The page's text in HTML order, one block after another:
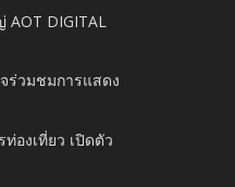
AOT DIGITAL
ร่วมชมการแสดง
องเที่ยว เปิดตัว